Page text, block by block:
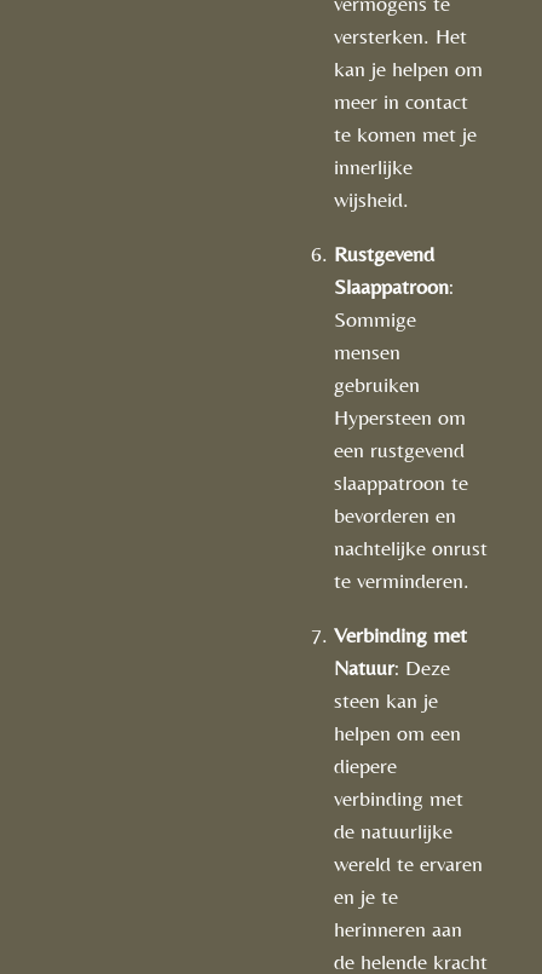
versterken. Het
kan je helpen om
meer in contact
te komen met je
innerlijke
wijsheid.
Rustgevend
Slaappatroon:
Sommige
mensen
gebruiken
Hypersteen om
een rustgevend
slaappatroon te
bevorderen en
nachtelijke onrust
te verminderen.
Verbinding met
Natuur: Deze
steen kan je
helpen om een
diepere
verbinding met
de natuurlijke
wereld te ervaren
en je te
herinneren aan
de helende kracht